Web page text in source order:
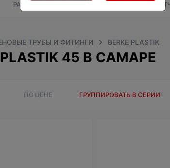
РАДИАТОРЫ
ТРУБЫ И ФИТИНГИ BERKE PLASTIK
45 В САМАРЕ
ПО ЦЕНЕ ГРУППИРОВАТЬ В СЕРИИ